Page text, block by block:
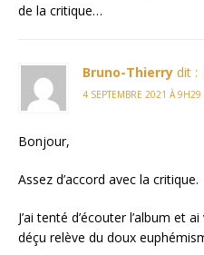
de la critique…
Bruno-Thierry dit :
4 SEPTEMBRE 2021 À 9H29
Bonjour,
Assez d’accord avec la critique.
J’ai tenté d’écouter l’album et
déçu relève du doux